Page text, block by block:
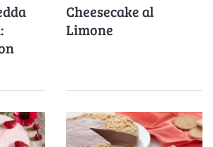
Cheesecake al
Limone